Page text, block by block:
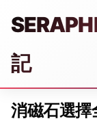
記
消磁石選擇